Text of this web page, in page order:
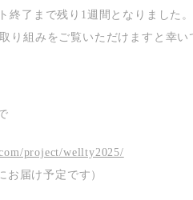
終了まで残り1週間 となりました
り組みをご覧いただけますと幸い
project/wellty2025/
届け予定です）